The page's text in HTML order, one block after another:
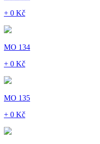
+ 0 Kč
MO 134
+ 0 Kč
MO 135
+ 0 Kč